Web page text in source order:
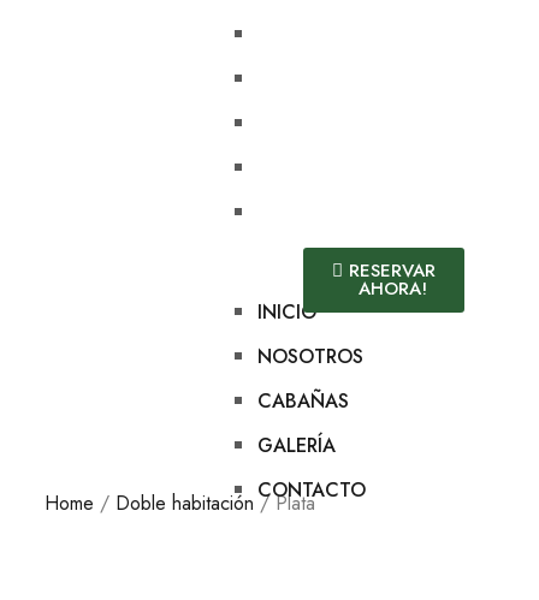
INICIO
NOSOTROS
CABAÑAS
GALERÍA
CONTACTO
RESERVAR
AHORA!
Home / Doble habitación / Plata